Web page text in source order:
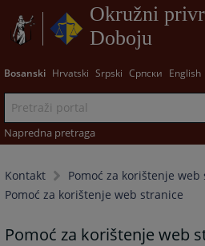
Okružni
Doboju
Bosanski Hrvatski Srpski Српски English
Napredna pretraga
Kontakt
Pomoć za korištenje web
Pomoć za korištenje web stranice
Pomoć za korištenje web